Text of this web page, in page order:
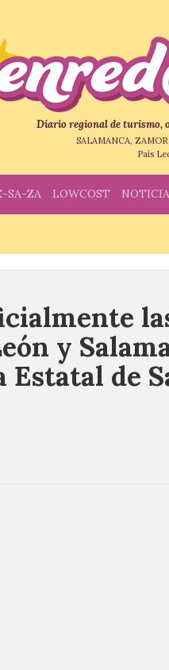
Diario regional de turismo,
SALAMANCA,
País
SA-ZA LOWCOST
y
Estatal de